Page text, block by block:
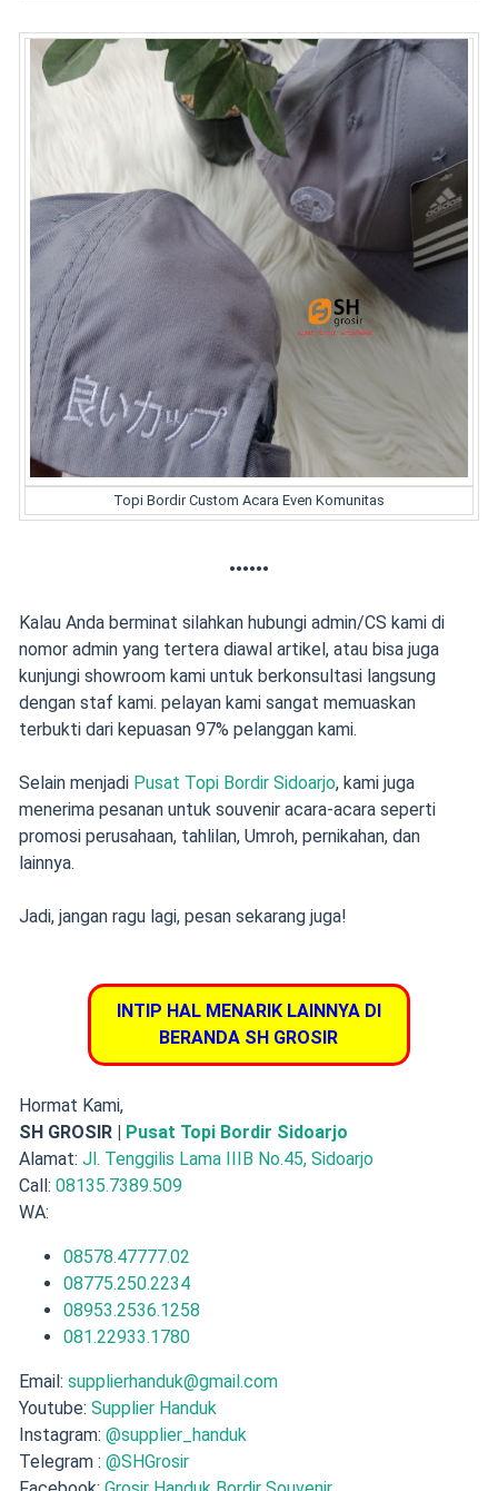
Topi Bordir Custom Acara Even Komunitas
••••••
Kalau Anda berminat silahkan hubungi admin/CS kami di
nomor admin yang tertera diawal artikel, atau bisa juga
kunjungi showroom kami untuk berkonsultasi langsung
dengan staf kami. pelayan kami sangat memuaskan
terbukti dari kepuasan 97% pelanggan kami.
Selain menjadi Pusat Topi Bordir Sidoarjo, kami juga
menerima pesanan untuk souvenir acara-acara seperti
promosi perusahaan, tahlilan, Umroh, pernikahan, dan
lainnya.
Jadi, jangan ragu lagi, pesan sekarang juga!
INTIP HAL MENARIK LAINNYA DI
BERANDA SH GROSIR
Hormat Kami,
SH GROSIR | Pusat Topi Bordir Sidoarjo
Alamat: Jl. Tenggilis Lama IIIB No.45, Sidoarjo
Call: 08135.7389.509
WA:
08578.47777.02
08775.250.2234
08953.2536.1258
081.22933.1780
Email: supplierhanduk@gmail.com
Youtube: Supplier Handuk
Instagram: @supplier_handuk
Telegram : @SHGrosir